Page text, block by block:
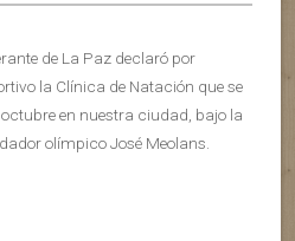
de La Paz declaró por
la Clínica de Natación que se
en nuestra ciudad, bajo la
olímpico José Meolans.